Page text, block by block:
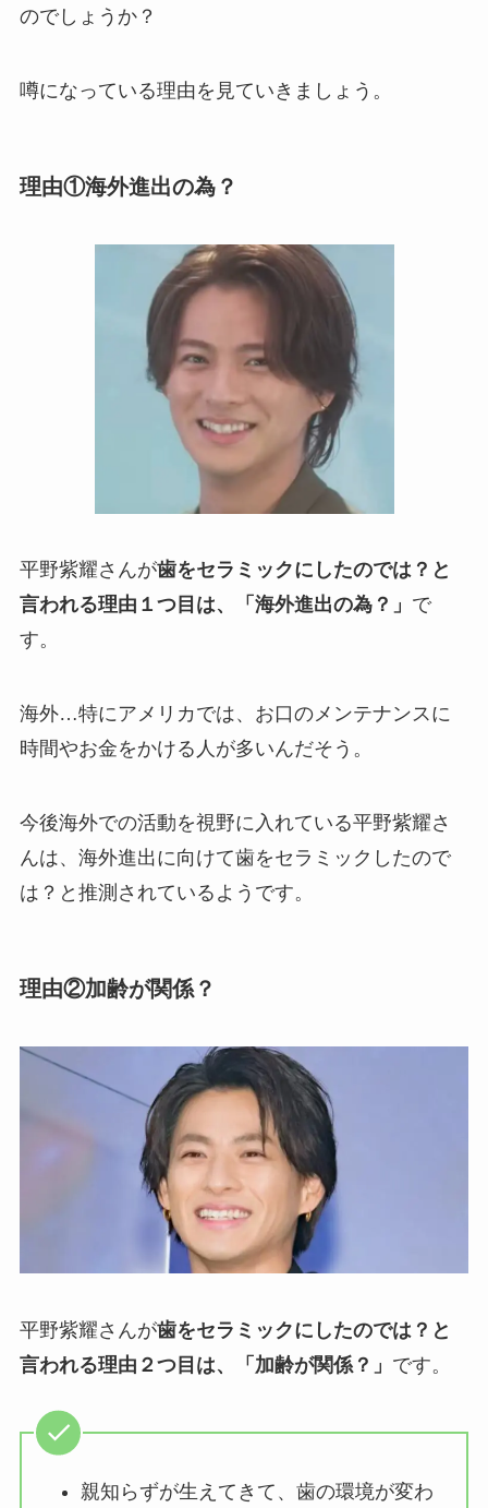
のでしょうか？
噂になっている理由を見ていきましょう。
理由①海外進出の為？
平野紫耀さんが歯をセラミックにしたのでは？と
言われる理由１つ目は、「海外進出の為？」 で
す。
海外…特にアメリカでは、お口のメンテナンスに
時間やお金をかける人が多いんだそう。
今後海外での活動を視野に入れている平野紫耀さ
んは、海外進出に向けて歯をセラミックしたので
は？と推測されているようです。
理由②加齢が関係？
平野紫耀さんが歯をセラミックにしたのでは？と
言われる理由２つ目は、「加齢が関係？」 です。
親知らずが生えてきて、歯の環境が変わ